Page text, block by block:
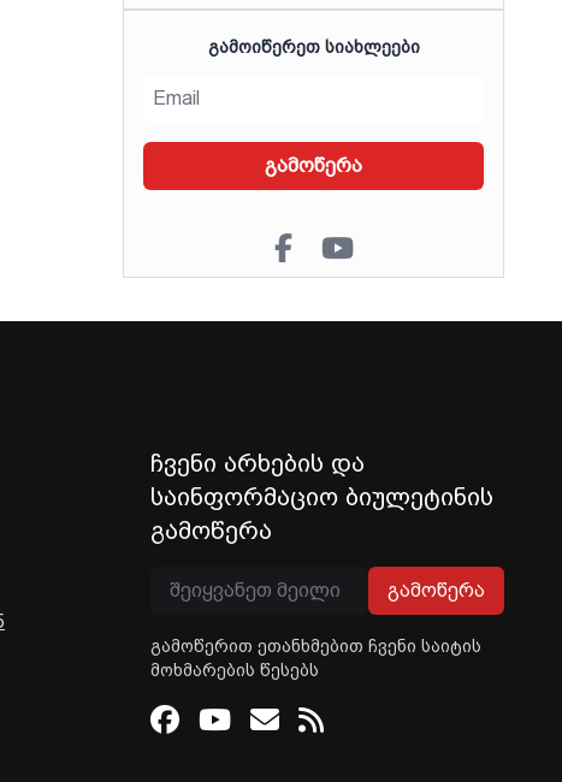
ᲒᲐᲛᲝᲘᲬᲔᲠᲔᲗ ᲡᲘᲐᲮᲚᲔᲔᲑᲘ
გამოწერა
ჩვენი არხების და
საინფორმაციო ბიულეტინის
გამოწერა
გამოწერა
გამოწერით ეთანხმებით ჩვენი საიტის
მოხმარების წესებს
Facebook
Youtube
Email
RSS